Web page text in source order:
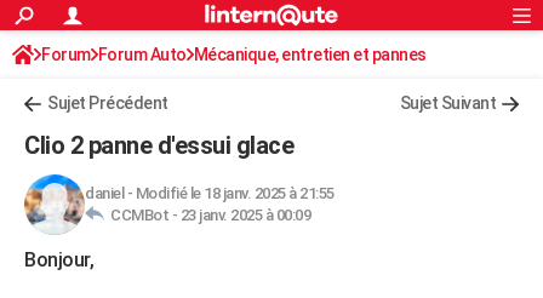
ACTUALITÉS
Politique
Société
Faits Divers
Education
Monde
Villes
+
FINANCE
Retraite
Impôts
Epargne
Immobilier
Risques naturels par ville
Banque
Assurance
Crédit
AUTO
Essais
Réserver un essai
Citadines
Berlines
SUV
Forum auto
+HIGH-TECH
Rechercher
S'inscrire
Connexion
Forum Forum Auto Mécanique, entretien et pannes
Sujet Précédent Sujet Suivant
Clio 2 panne d'essui glace
daniel - Modifié le 18 janv. 2025 à 21:55
CCMBot - 23 janv. 2025 à 00:09
Bonjour,